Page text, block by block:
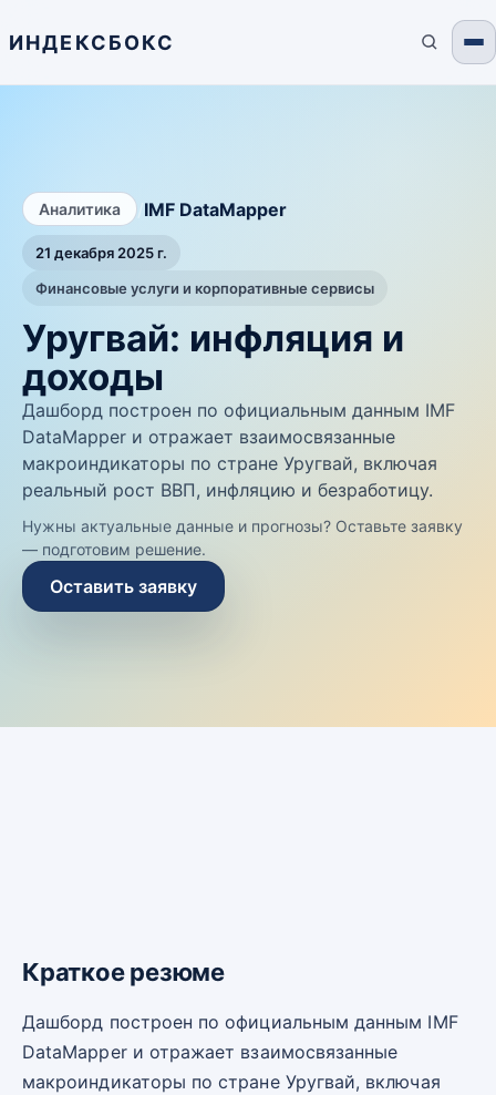
ИНДЕКСБОКС
Аналитика IMF DataMapper
21 декабря 2025 г.
Финансовые услуги и корпоративные сервисы
Уругвай: инфляция и
доходы
Дашборд построен по официальным данным IMF
DataMapper и отражает взаимосвязанные
макроиндикаторы по стране Уругвай, включая
реальный рост ВВП, инфляцию и безработицу.
Нужны актуальные данные и прогнозы? Оставьте заявку
— подготовим решение.
Оставить заявку
Краткое резюме
Дашборд построен по официальным данным IMF
DataMapper и отражает взаимосвязанные
макроиндикаторы по стране Уругвай, включая